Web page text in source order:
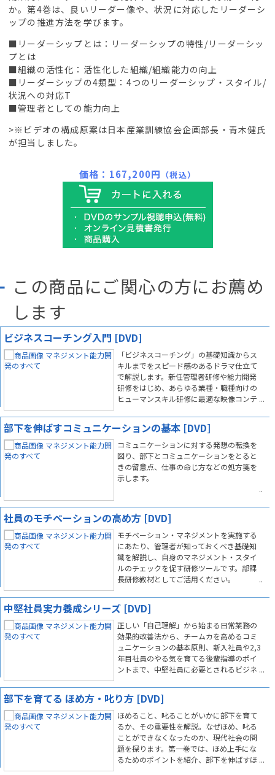
か。第4巻は、良いリーダー像や、状況に対応したリーダーシ
ップの推進方法を学びます。
■リーダーシップとは：リーダーシップの特性/リーダーシッ
プとは
■組織の活性化：活性化した組織/組織能力の向上
■リーダーシップの4類型：4つのリーダーシップ・スタイル/
状況への対応T
■管理者としての能力向上
>※ビデオの構成原案は日本産業訓練協会企画部長・青木健氏
が担当しました。
価格：167,200円 （税込）
この商品にご関心の方にお薦め
します
ビジネスコーチング入門 [DVD]
「ビジネスコーチング」の基礎知識からス
キルまでをスピード感のあるドラマ仕立て
で解説します。新任管理者研修や能力開発
研修をはじめ、あらゆる業種・職種向けの
ヒューマンスキル研修に最適な映像コンテ
部下を伸ばすコミュニケーションの基本 [DVD]
コミュニケーションに対する発想の転換を
図り、部下とコミュニケーションをとると
きの留意点、仕事の命じ方などの処方箋を
示します。
社員のモチベーションの高め方 [DVD]
モチベーション・マネジメントを実施する
にあたり、管理者が知っておくべき基礎知
識を解説し、自身のマネジメント・スタイ
ルのチェックを促す研修ツールです。部課
長研修教材としてご活用ください。
中堅社員実力養成シリーズ [DVD]
正しい「自己理解」から始まる日常業務の
効果的改善法から、チームカを高めるコミ
ュニケーションの基本原則、新入社員や2,3
年目社員のやる気を育てる後輩指導のポイ
ントまで、中堅社員に必要とされるビジネ
部下を育てる ほめ方・叱り方 [DVD]
ほめること、叱ることがいかに部下を育て
るか、その重要性を解説。なぜほめ、叱る
ことができなくなったのか、現代社会の問
題を探ります。第一巻では、ほめ上手にな
るためのポイントを紹介、部下を伸ばすほ